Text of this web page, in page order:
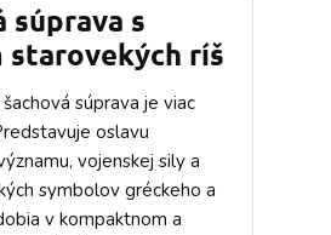
súprava s
starovekých ríš
súprava je viac
oslavu
vojenskej sily a
symbolov gréckeho a
v kompaktnom a